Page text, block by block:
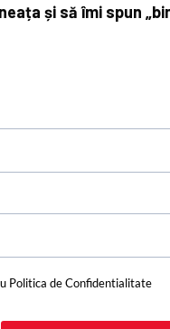
și să îmi spun